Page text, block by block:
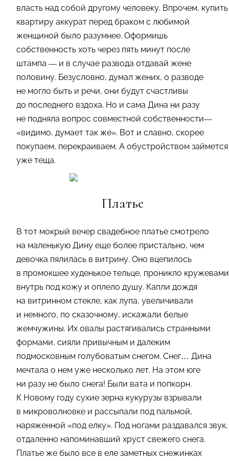
власть над собой другому человеку. Впрочем, купить
квартиру аккурат перед браком с любимой
женщиной было разумнее. Оформишь
собственность хоть через пять минут после
штампа — и в случае развода отдавай жене
половину. Безусловно, думал жених, о разводе
не могло быть и речи, они будут счастливы
до последнего вздоха. Но и сама Дина ни разу
не подняла вопрос совместной собственности—
«видимо, думает так же». Вот и славно, скорее
покупаем, перекраиваем. А обустройством займется
уже теща.
Платье
В тот мокрый вечер свадебное платье смотрело
на маленькую Дину еще более пристально, чем
девочка пялилась в витрину. Оно вцепилось
в промокшее худенькое тельце, проникло кружевами
внутрь под кожу и оплело душу. Капли дождя
на витринном стекле, как лупа, увеличивали
и немного, по сказочному, искажали белые
жемчужины. Их овалы растягивались странными
формами, сияли привычным и далеким
подмосковным голубоватым снегом. Снег… Дина
мечтала о нем уже несколько лет. На этом юге
ни разу не было снега! Были вата и попкорн.
К Новому году сухие зерна кукурузы взрывали
в микроволновке и рассыпали под пальмой,
наряженной «под елку». Под ногами раздавался звук,
отдаленно напоминавший хруст свежего снега.
Платье же было все в еле заметных снежинках